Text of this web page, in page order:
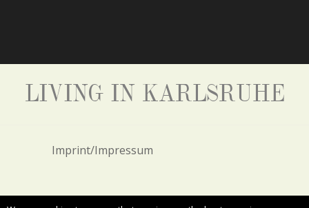
LIVING IN KARLSRUHE
Imprint/Impressum
Privacy Policy/Datenschutz